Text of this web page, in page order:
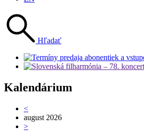
Hľadať
Kalendárium
<
august 2026
>